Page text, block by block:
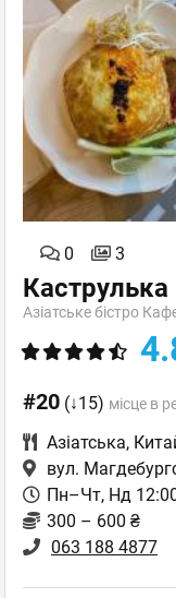
0 3
Азіатське бістро
#20 (↓15) місце в
Азіатська,
вул.
Пн–Чт, Нд
300 – 600 ₴
063 188 4877